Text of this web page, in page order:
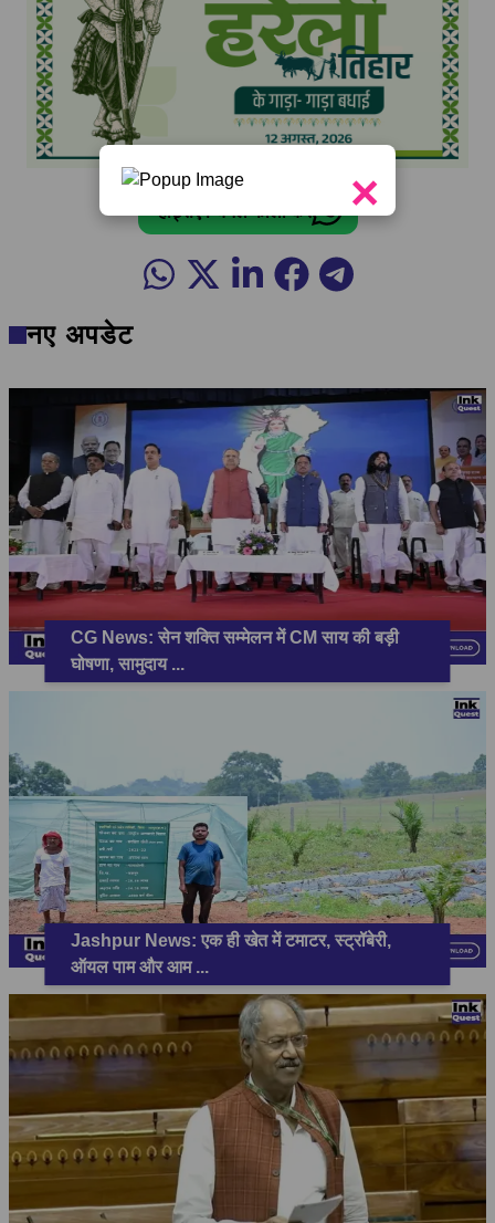
×
व्हॉट्सऐप चैनल फॉलो करें
नए अपडेट
CG News: सेन शक्ति सम्मेलन में CM साय की बड़ी
घोषणा, सामुदाय...
Jashpur News: एक ही खेत में टमाटर, स्ट्रॉबेरी,
ऑयल पाम और आम...